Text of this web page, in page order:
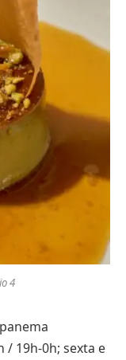
4
/ 19h-0h; sexta e